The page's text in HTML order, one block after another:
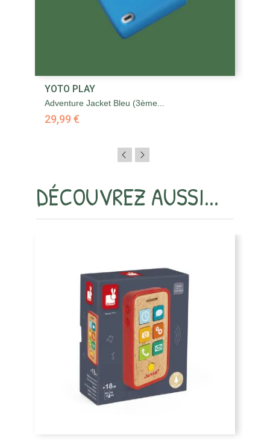
YOTO PLAY
Adventure Jacket Bleu (3ème...
29,99 €
DÉCOUVREZ AUSSI...